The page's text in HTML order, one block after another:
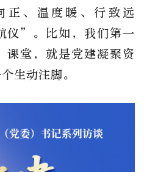
正、温度暖、行致远
”。比如，我们第一
堂，就是党建凝聚资
生动注脚。